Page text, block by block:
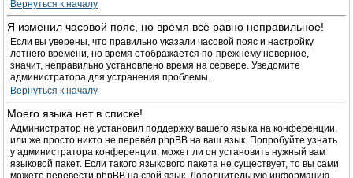
Вернуться к началу
Я изменил часовой пояс, но время всё равно неправильное!
Если вы уверены, что правильно указали часовой пояс и настройку
летнего времени, но время отображается по-прежнему неверное,
значит, неправильно установлено время на сервере. Уведомите
администратора для устранения проблемы.
Вернуться к началу
Моего языка нет в списке!
Администратор не установил поддержку вашего языка на конференции,
или же просто никто не перевёл phpBB на ваш язык. Попробуйте узнать
у администратора конференции, может ли он установить нужный вам
языковой пакет. Если такого языкового пакета не существует, то вы сами
можете перевести phpBB на свой язык. Дополнительную информацию